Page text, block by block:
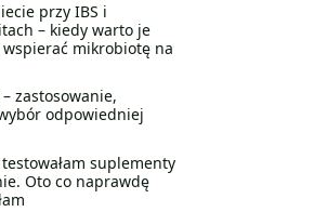
przy IBS i
– kiedy warto je
wspierać mikrobiotę na
zastosowanie,
odpowiedniej
suplementy
Oto co naprawdę